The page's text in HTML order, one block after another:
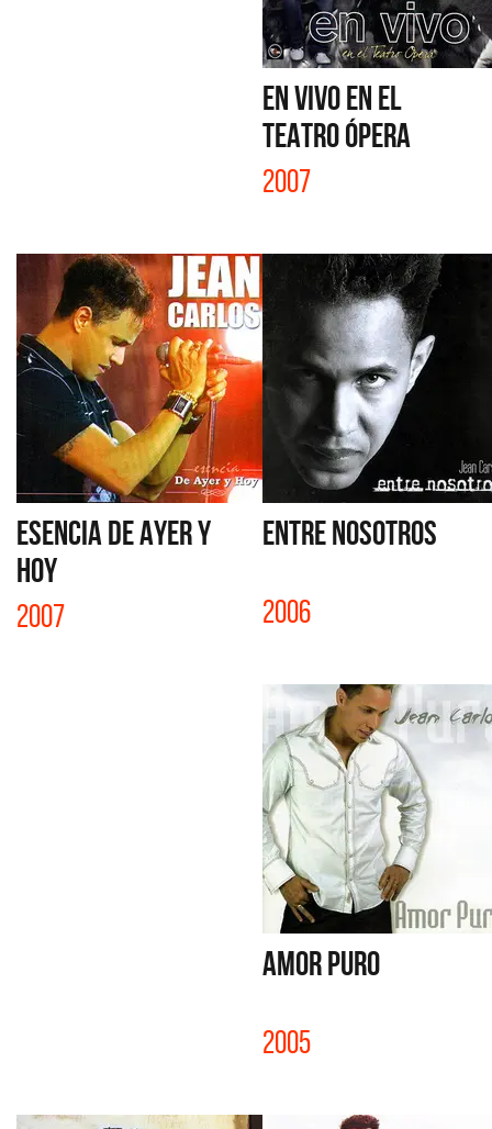
EN VIVO EN EL
TEATRO ÓPERA
2007
ESENCIA DE AYER Y
HOY
2007
ENTRE NOSOTROS
2006
AMOR PURO
2005